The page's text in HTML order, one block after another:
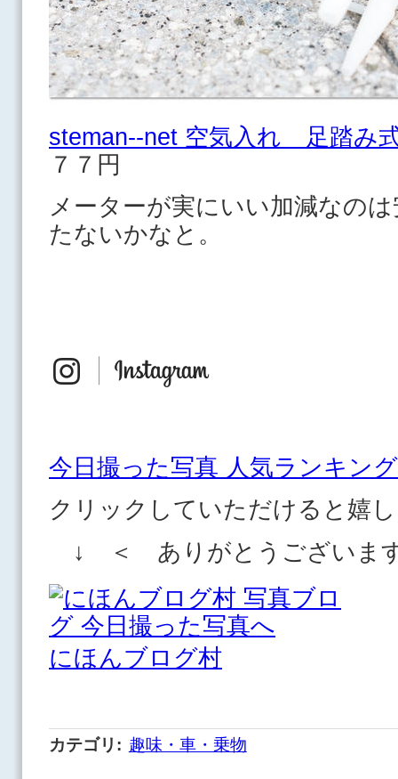
steman--net 空気入れ 足踏み
７７円
メーターが実にいい加減なの
たないかなと。
今日撮った写真 人気ランキング
クリックしていただけると嬉
↓ ＜ ありがとうございま
にほんブログ村
カテゴリ : 趣味・車・乗物